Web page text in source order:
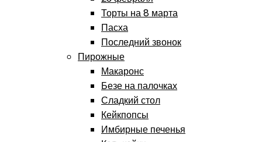
Торты на 8 марта
Пасха
Последний звонок
Пирожные
Макаронс
Безе на палочках
Сладкий стол
Кейкпопсы
Имбирные печенья